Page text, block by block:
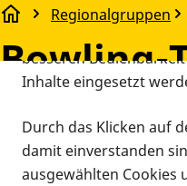
Regionalgruppen
Bowling-Treff
Bowling-
Vorlesen
Alle Daten
beinhaltet Cookies
besseren
Inhalte eingesetzt
Durch das Klicken auf
damit einverstanden
ausgewählten Cookies